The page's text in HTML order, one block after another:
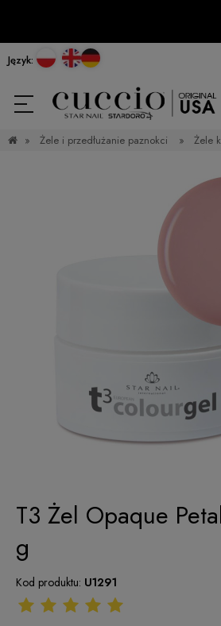
Język:
» Żele i przedłużanie paznokci » Żele
T3 Żel Opaque
g
Kod produktu: U1291